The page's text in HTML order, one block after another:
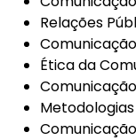
Relações
Ética da